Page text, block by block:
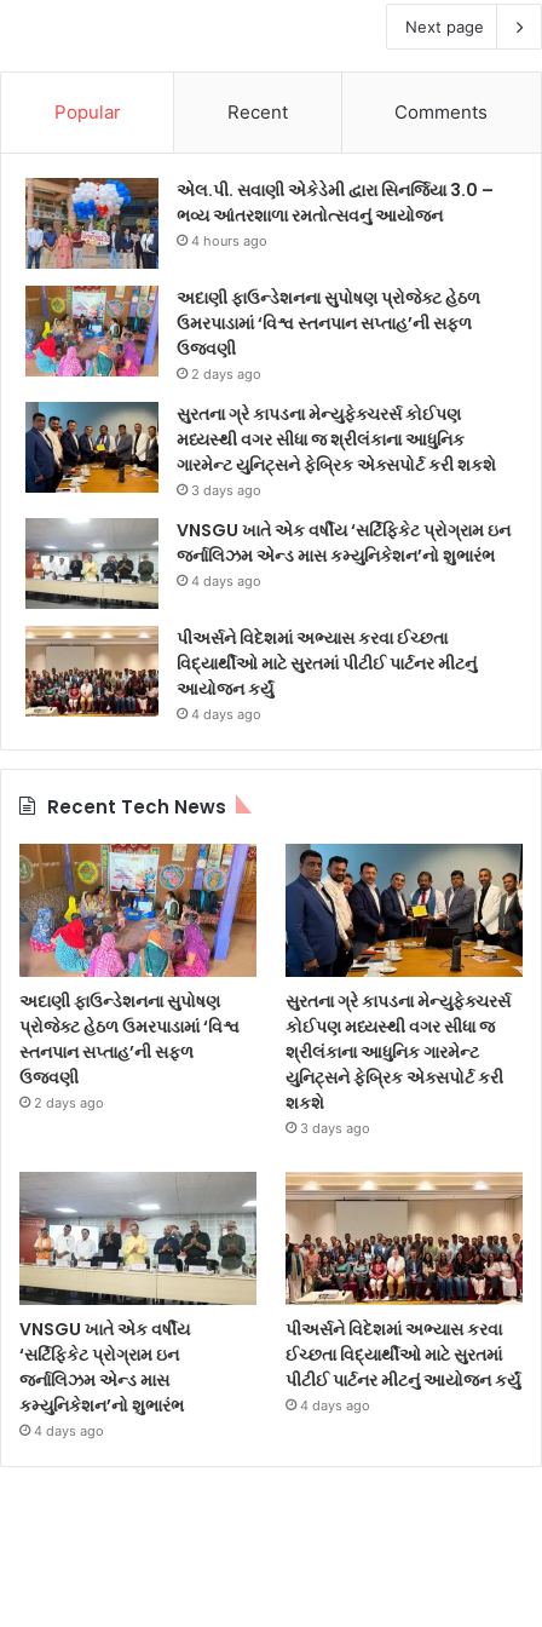
Next page
Popular Recent Comments
એલ.પી. સવાણી એકેડેમી દ્વારા સિનર્જિયા 3.0 –
ભવ્ય આંતરશાળા રમતોત્સવનું આયોજન
4 hours ago
અદાણી ફાઉન્ડેશનના સુપોષણ પ્રોજેક્ટ હેઠળ
ઉમરપાડામાં ‘વિશ્વ સ્તનપાન સપ્તાહ’ની સફળ
ઉજવણી
2 days ago
સુરતના ગ્રે કાપડના મેન્યુફેક્ચરર્સ કોઈપણ
મધ્યસ્થી વગર સીધા જ શ્રીલંકાના આધુનિક
ગારમેન્ટ યુનિટ્સને ફેબ્રિક એક્સપોર્ટ કરી શકશે
3 days ago
VNSGU ખાતે એક વર્ષીય ‘સર્ટિફિકેટ પ્રોગ્રામ ઇન
જર્નાલિઝમ એન્ડ માસ કમ્યુનિકેશન’નો શુભારંભ
4 days ago
પીઅર્સને વિદેશમાં અભ્યાસ કરવા ઈચ્છતા
વિદ્યાર્થીઓ માટે સુરતમાં પીટીઈ પાર્ટનર મીટનું
આયોજન કર્યું
4 days ago
Recent Tech News
અદાણી ફાઉન્ડેશનના સુપોષણ
પ્રોજેક્ટ હેઠળ ઉમરપાડામાં ‘વિશ્વ
સ્તનપાન સપ્તાહ’ની સફળ
ઉજવણી
2 days ago
સુરતના ગ્રે કાપડના મેન્યુફેક્ચરર્સ
કોઈપણ મધ્યસ્થી વગર સીધા જ
શ્રીલંકાના આધુનિક ગારમેન્ટ
યુનિટ્સને ફેબ્રિક એક્સપોર્ટ કરી
શકશે
3 days ago
VNSGU ખાતે એક વર્ષીય
‘સર્ટિફિકેટ પ્રોગ્રામ ઇન
જર્નાલિઝમ એન્ડ માસ
કમ્યુનિકેશન’નો શુભારંભ
4 days ago
પીઅર્સને વિદેશમાં અભ્યાસ કરવા
ઈચ્છતા વિદ્યાર્થીઓ માટે સુરતમાં
પીટીઈ પાર્ટનર મીટનું આયોજન કર્યું
4 days ago